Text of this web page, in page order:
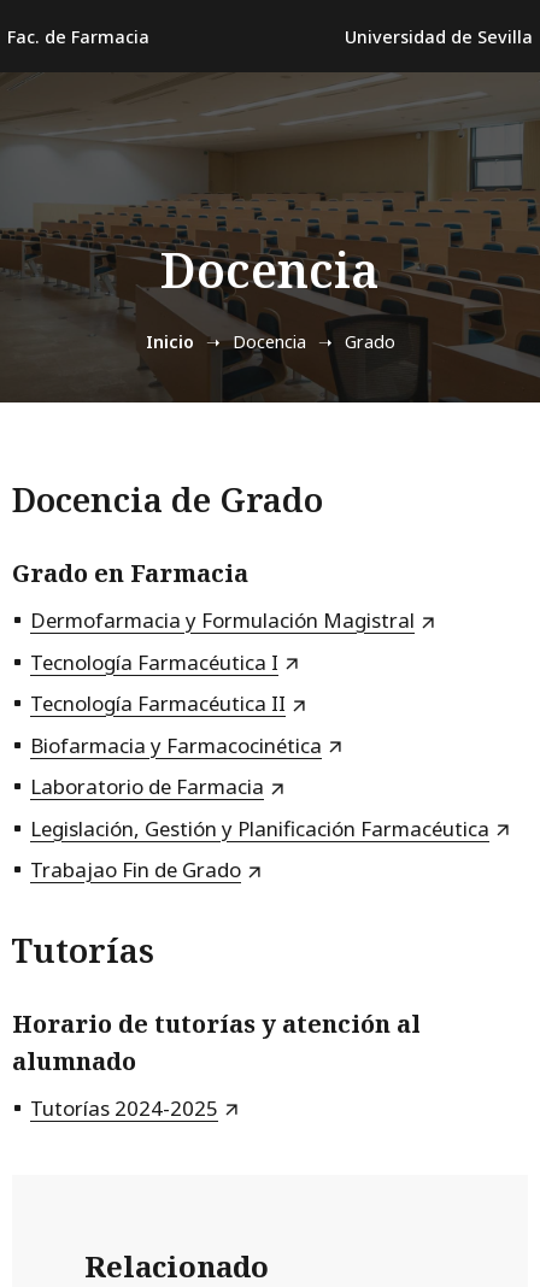
Fac. de Farmacia Universidad de Sevilla
Docencia
Inicio Docencia Grado
Docencia de Grado
Grado en Farmacia
Dermofarmacia y Formulación Magistral
Tecnología Farmacéutica I
Tecnología Farmacéutica II
Biofarmacia y Farmacocinética
Laboratorio de Farmacia
Legislación, Gestión y Planificación Farmacéutica
Trabajao Fin de Grado
Tutorías
Horario de tutorías y atención al
alumnado
Tutorías 2024-2025
Relacionado